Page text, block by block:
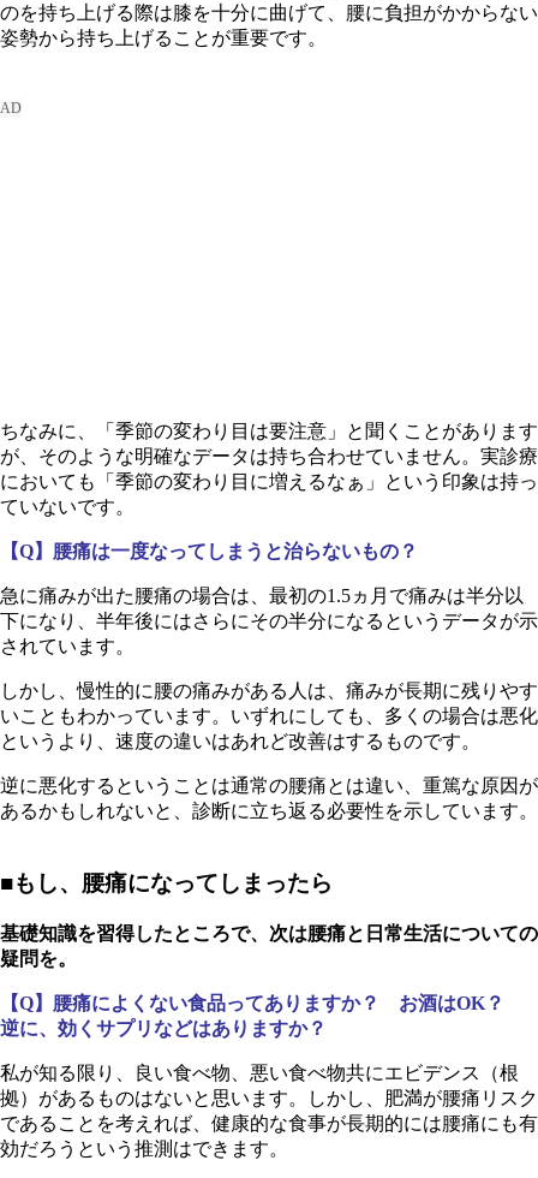
のを持ち上げる際は膝を十分に曲げて、腰に負担がかからない
姿勢から持ち上げることが重要です。
ちなみに、「季節の変わり目は要注意」と聞くことがあります
が、そのような明確なデータは持ち合わせていません。実診療
においても「季節の変わり目に増えるなぁ」という印象は持っ
ていないです。
【Q】腰痛は一度なってしまうと治らないもの？
急に痛みが出た腰痛の場合は、最初の1.5ヵ月で痛みは半分以
下になり、半年後にはさらにその半分になるというデータが示
されています。
しかし、慢性的に腰の痛みがある人は、痛みが長期に残りやす
いこともわかっています。いずれにしても、多くの場合は悪化
というより、速度の違いはあれど改善はするものです。
逆に悪化するということは通常の腰痛とは違い、重篤な原因が
あるかもしれないと、診断に立ち返る必要性を示しています。
■もし、腰痛になってしまったら
基礎知識を習得したところで、次は腰痛と日常生活についての
疑問を。
【Q】腰痛によくない食品ってありますか？ お酒はOK？
逆に、効くサプリなどはありますか？
私が知る限り、良い食べ物、悪い食べ物共にエビデンス（根
拠）があるものはないと思います。しかし、肥満が腰痛リスク
であることを考えれば、健康的な食事が長期的には腰痛にも有
効だろうという推測はできます。